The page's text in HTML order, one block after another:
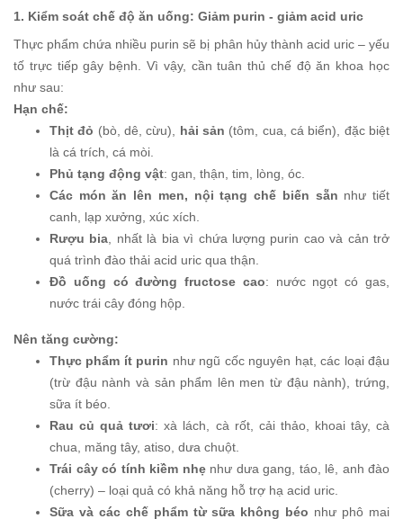
1. Kiểm soát chế độ ăn uống: Giảm purin - giảm acid uric
Thực phẩm chứa nhiều purin sẽ bị phân hủy thành acid uric – yếu
tố trực tiếp gây bệnh. Vì vậy, cần tuân thủ chế độ ăn khoa học
như sau:
Hạn chế:
Thịt đỏ (bò, dê, cừu), hải sản (tôm, cua, cá biển), đặc biệt
là cá trích, cá mòi.
Phủ tạng động vật: gan, thận, tim, lòng, óc.
Các món ăn lên men, nội tạng chế biến sẵn như tiết
canh, lạp xưởng, xúc xích.
Rượu bia , nhất là bia vì chứa lượng purin cao và cản trở
quá trình đào thải acid uric qua thận.
Đồ uống có đường fructose cao: nước ngọt có gas,
nước trái cây đóng hộp.
Nên tăng cường:
Thực phẩm ít purin như ngũ cốc nguyên hạt, các loại đậu
(trừ đậu nành và sản phẩm lên men từ đậu nành), trứng,
sữa ít béo.
Rau củ quả tươi: xà lách, cà rốt, cải thảo, khoai tây, cà
chua, măng tây, atiso, dưa chuột.
Trái cây có tính kiềm nhẹnhư dưa gang, táo, lê, anh đào
(cherry) – loại quả có khả năng hỗ trợ hạ acid uric.
Sữa và các chế phẩm từ sữa không béo như phô mai